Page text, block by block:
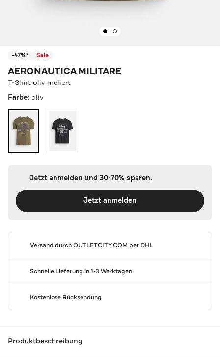
-47%* Sale
AERONAUTICA MILITARE
T-Shirt oliv meliert
Farbe: oliv
Jetzt anmelden und 30-70% sparen.
Jetzt anmelden
Versand durchOUTLETCITY.COM per DHL
Schnelle Lieferung in 1-3 Werktagen
Kostenlose Rücksendung
Produktbeschreibung